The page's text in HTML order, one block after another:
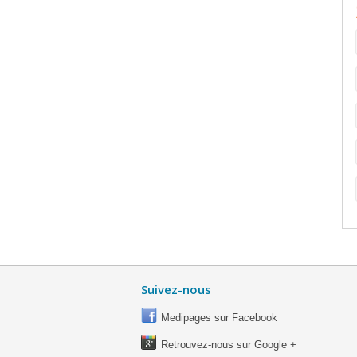
Suivez-nous
Medipages sur Facebook
Retrouvez-nous sur Google +